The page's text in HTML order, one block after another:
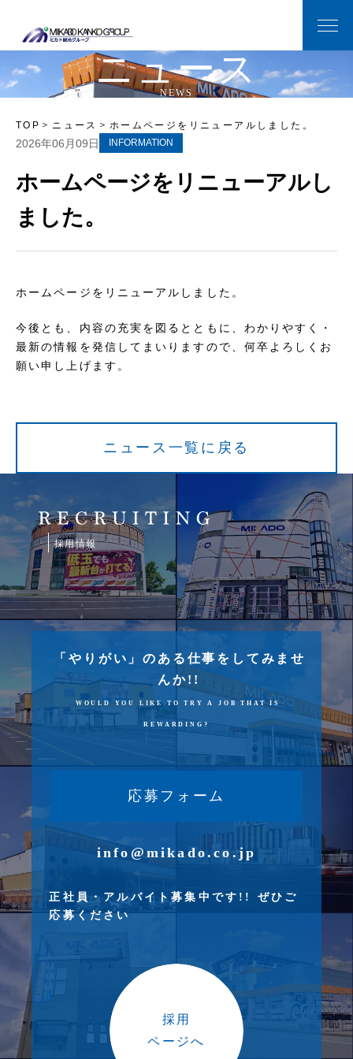
ニュース
NEWS
TOP ニュース ホームページをリニューアルしました。
2026年06月09日 INFORMATION
ホームページをリニューアルし
ました。
ホームページをリニューアルしました。
今後とも、内容の充実を図るとともに、わかりやすく・
最新の情報を発信してまいりますので、何卒よろしくお
願い申し上げます。
ニュース一覧に戻る
採用情報
「やりがい」のある仕事をしてみませ
んか!!
WOULD YOU LIKE TO TRY A JOB THAT IS
REWARDING?
応募フォーム
info@mikado.co.jp
正社員・アルバイト募集中です!! ぜひご
応募ください
採用
ページへ